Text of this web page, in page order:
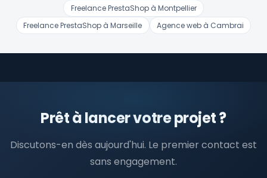
Freelance PrestaShop à Montpellier
Freelance PrestaShop à Marseille
Agence web à Cambrai
Prêt à lancer votre projet ?
Discutons-en dès aujourd'hui. Le premier contact est
sans engagement.